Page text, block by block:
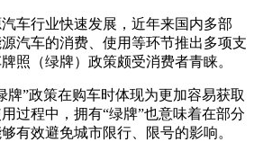
车行业快速发展，近年来国内多部
汽车的消费、使用等环节推出多项支
照（绿牌）政策颇受消费者青睐。
牌”政策在购车时体现为更加容易获取
过程中，拥有“绿牌”也意味着在部分
有效避免城市限行、限号的影响。